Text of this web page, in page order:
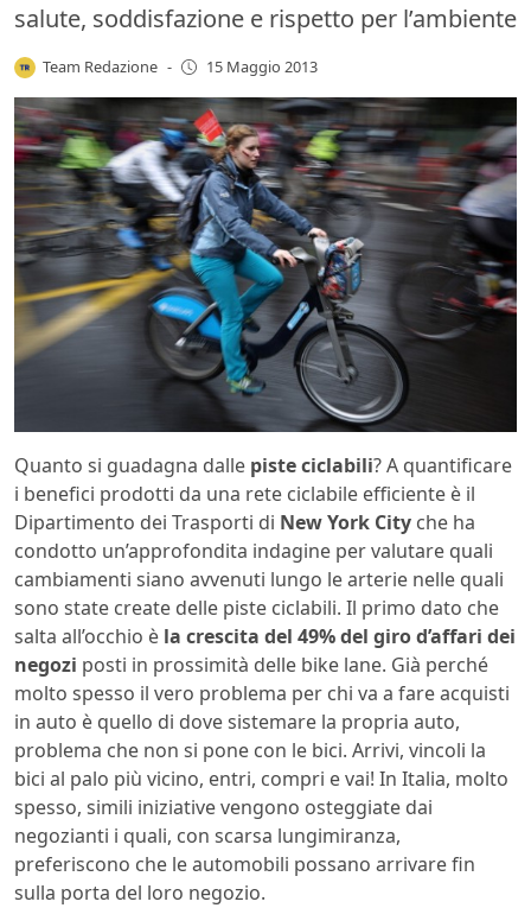
salute, soddisfazione e rispetto per l’ambiente
Team Redazione - 15 Maggio 2013
Quanto si guadagna dalle piste ciclabili? A quantificare
i benefici prodotti da una rete ciclabile efficiente è il
Dipartimento dei Trasporti di New York City che ha
condotto un’approfondita indagine per valutare quali
cambiamenti siano avvenuti lungo le arterie nelle quali
sono state create delle piste ciclabili. Il primo dato che
salta all’occhio è la crescita del 49% del giro d’affari dei
negozi posti in prossimità delle bike lane. Già perché
molto spesso il vero problema per chi va a fare acquisti
in auto è quello di dove sistemare la propria auto,
problema che non si pone con le bici. Arrivi, vincoli la
bici al palo più vicino, entri, compri e vai! In Italia, molto
spesso, simili iniziative vengono osteggiate dai
negozianti i quali, con scarsa lungimiranza,
preferiscono che le automobili possano arrivare fin
sulla porta del loro negozio.